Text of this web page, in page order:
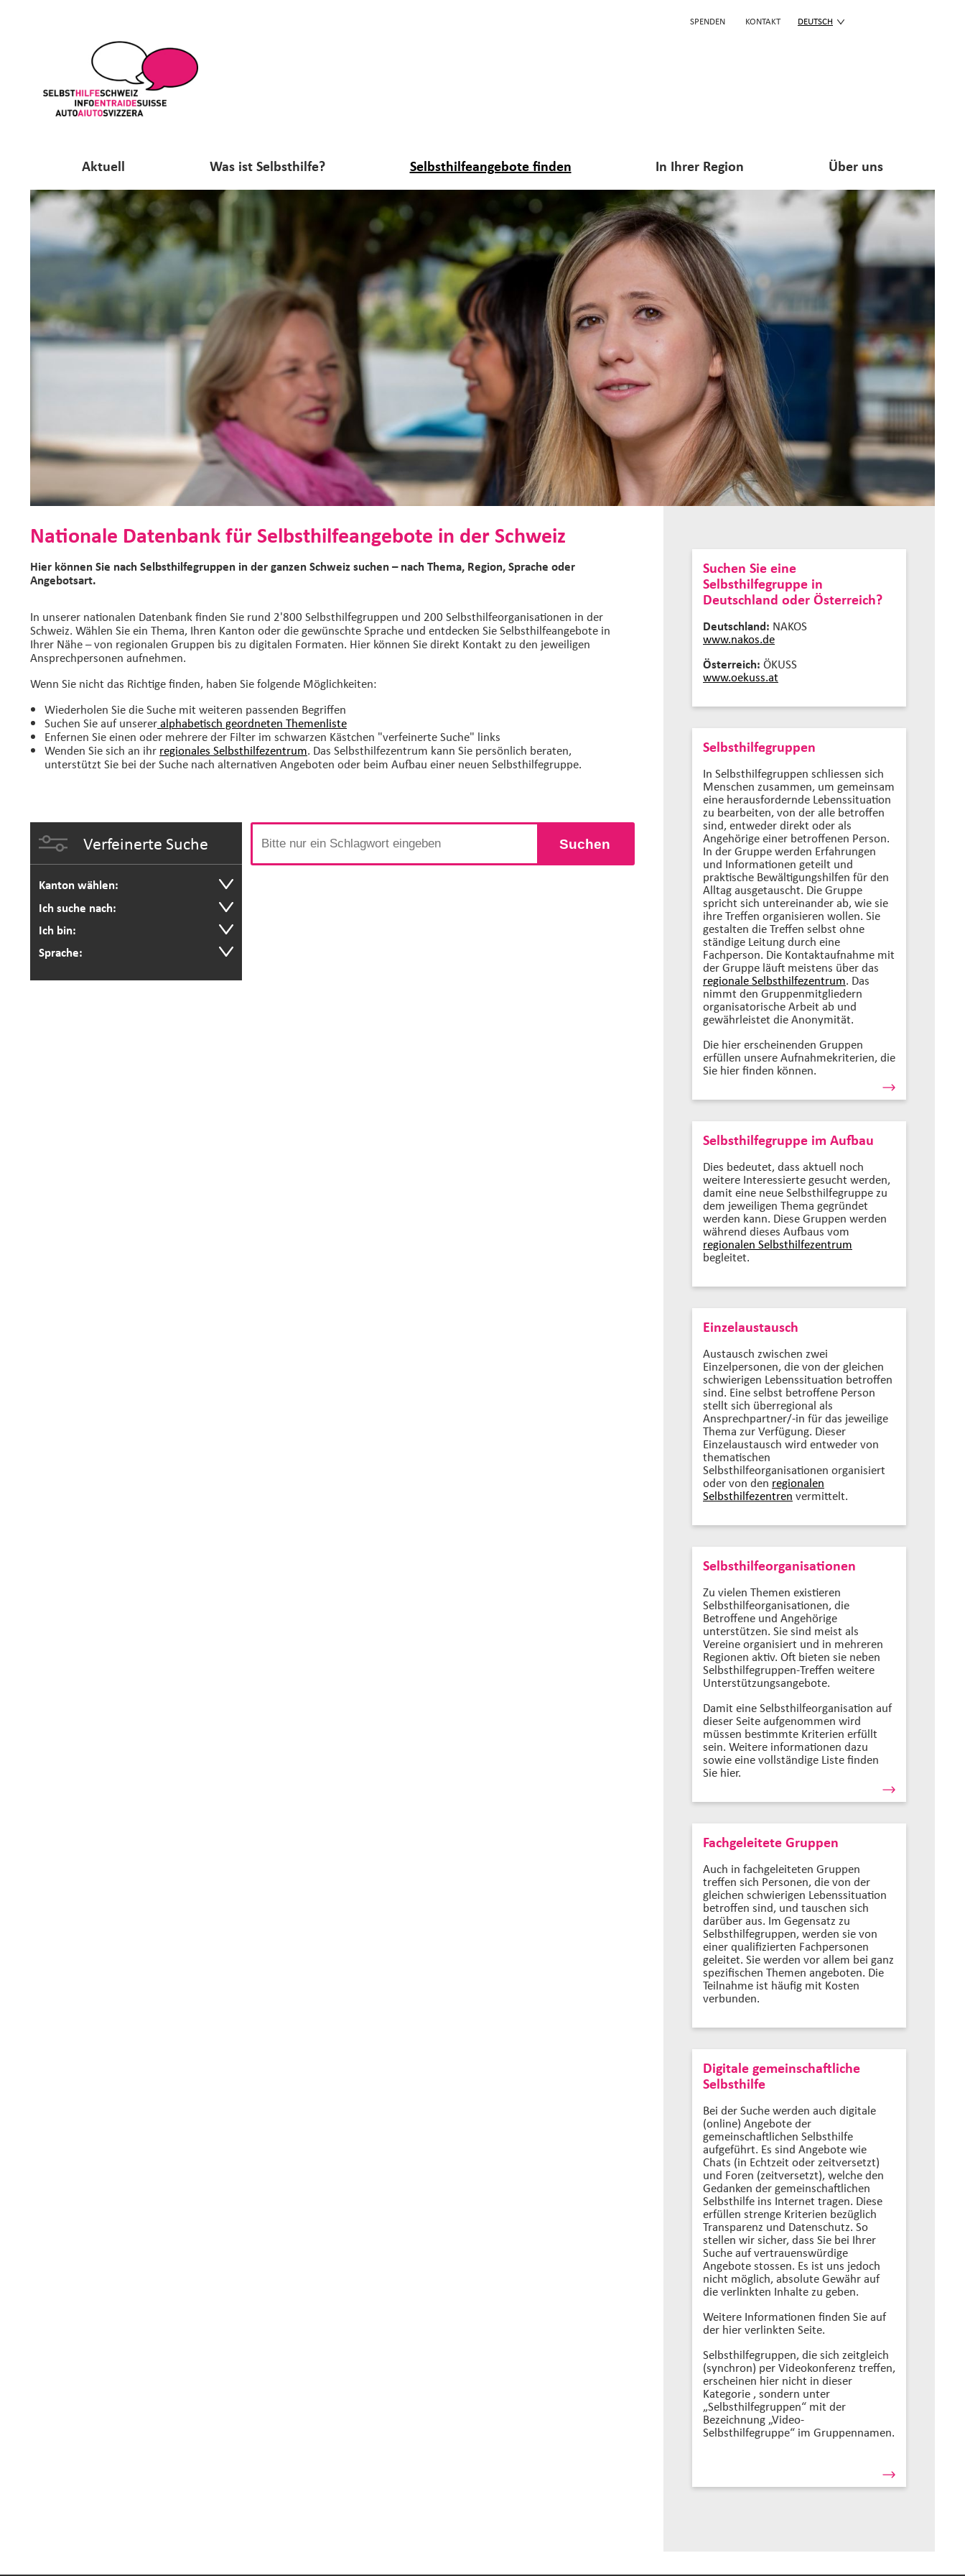
SPENDEN KONTAKT DEUTSCH
Aktuell Was ist Selbsthilfe? Selbsthilfeangebote finden In Ihrer Region Über uns
Nationale Datenbank für Selbsthilfeangebote in der Schweiz
Hier können Sie nach Selbsthilfegruppen in der ganzen Schweiz suchen – nach Thema, Region, Sprache oder
Angebotsart.
In unserer nationalen Datenbank finden Sie rund 2'800 Selbsthilfegruppen und 200 Selbsthilfeorganisationen in der
Schweiz. Wählen Sie ein Thema, Ihren Kanton oder die gewünschte Sprache und entdecken Sie Selbsthilfeangebote in
Ihrer Nähe – von regionalen Gruppen bis zu digitalen Formaten. Hier können Sie direkt Kontakt zu den jeweiligen
Ansprechpersonen aufnehmen.
Wenn Sie nicht das Richtige finden, haben Sie folgende Möglichkeiten:
Wiederholen Sie die Suche mit weiteren passenden Begriffen
Suchen Sie auf unsereralphabetisch geordneten Themenliste
Enfernen Sie einen oder mehrere der Filter im schwarzen Kästchen "verfeinerte Suche" links
Wenden Sie sich an ihr regionales Selbsthilfezentrum. Das Selbsthilfezentrum kann Sie persönlich beraten,
unterstützt Sie bei der Suche nach alternativen Angeboten oder beim Aufbau einer neuen Selbsthilfegruppe.
Verfeinerte Suche
Kanton wählen:
Ich suche nach:
Ich bin:
Sprache:
Suchen
Suchen Sie eine
Selbsthilfegruppe in
Deutschland oder Österreich?
Deutschland: NAKOS
www.nakos.de
Österreich: ÖKUSS
www.oekuss.at
Selbsthilfegruppen
In Selbsthilfegruppen schliessen sich
Menschen zusammen, um gemeinsam
eine herausfordernde Lebenssituation
zu bearbeiten, von der alle betroffen
sind, entweder direkt oder als
Angehörige einer betroffenen Person.
In der Gruppe werden Erfahrungen
und Informationen geteilt und
praktische Bewältigungshilfen für den
Alltag ausgetauscht. Die Gruppe
spricht sich untereinander ab, wie sie
ihre Treffen organisieren wollen. Sie
gestalten die Treffen selbst ohne
ständige Leitung durch eine
Fachperson. Die Kontaktaufnahme mit
der Gruppe läuft meistens über das
regionale Selbsthilfezentrum. Das
nimmt den Gruppenmitgliedern
organisatorische Arbeit ab und
gewährleistet die Anonymität.
Die hier erscheinenden Gruppen
erfüllen unsere Aufnahmekriterien, die
Sie hier finden können.
Selbsthilfegruppe im Aufbau
Dies bedeutet, dass aktuell noch
weitere Interessierte gesucht werden,
damit eine neue Selbsthilfegruppe zu
dem jeweiligen Thema gegründet
werden kann. Diese Gruppen werden
während dieses Aufbaus vom
regionalen Selbsthilfezentrum
begleitet.
Einzelaustausch
Austausch zwischen zwei
Einzelpersonen, die von der gleichen
schwierigen Lebenssituation betroffen
sind. Eine selbst betroffene Person
stellt sich überregional als
Ansprechpartner/-in für das jeweilige
Thema zur Verfügung. Dieser
Einzelaustausch wird entweder von
thematischen
Selbsthilfeorganisationen organisiert
oder von den regionalen
Selbsthilfezentren vermittelt.
Selbsthilfeorganisationen
Zu vielen Themen existieren
Selbsthilfeorganisationen, die
Betroffene und Angehörige
unterstützen. Sie sind meist als
Vereine organisiert und in mehreren
Regionen aktiv. Oft bieten sie neben
Selbsthilfegruppen-Treffen weitere
Unterstützungsangebote.
Damit eine Selbsthilfeorganisation auf
dieser Seite aufgenommen wird
müssen bestimmte Kriterien erfüllt
sein. Weitere informationen dazu
sowie eine vollständige Liste finden
Sie hier.
Fachgeleitete Gruppen
Auch in fachgeleiteten Gruppen
treffen sich Personen, die von der
gleichen schwierigen Lebenssituation
betroffen sind, und tauschen sich
darüber aus. Im Gegensatz zu
Selbsthilfegruppen, werden sie von
einer qualifizierten Fachpersonen
geleitet. Sie werden vor allem bei ganz
spezifischen Themen angeboten. Die
Teilnahme ist häufig mit Kosten
verbunden.
Digitale gemeinschaftliche
Selbsthilfe
Bei der Suche werden auch digitale
(online) Angebote der
gemeinschaftlichen Selbsthilfe
aufgeführt. Es sind Angebote wie
Chats (in Echtzeit oder zeitversetzt)
und Foren (zeitversetzt), welche den
Gedanken der gemeinschaftlichen
Selbsthilfe ins Internet tragen. Diese
erfüllen strenge Kriterien bezüglich
Transparenz und Datenschutz. So
stellen wir sicher, dass Sie bei Ihrer
Suche auf vertrauenswürdige
Angebote stossen. Es ist uns jedoch
nicht möglich, absolute Gewähr auf
die verlinkten Inhalte zu geben.
Weitere Informationen finden Sie auf
der hier verlinkten Seite.
Selbsthilfegruppen, die sich zeitgleich
(synchron) per Videokonferenz treffen,
erscheinen hier nicht in dieser
Kategorie , sondern unter
„Selbsthilfegruppen“ mit der
Bezeichnung „Video-
Selbsthilfegruppe“ im Gruppennamen.